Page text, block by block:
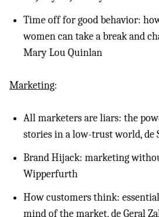
Time off for good behavior:
women can take a break and
Mary Lou Quinlan
Marketing:
All marketers are liars: the
stories in a low-trust world, de
Brand Hijack: marketing
Wipperfurth
How customers think:
mind of the market, de Geral